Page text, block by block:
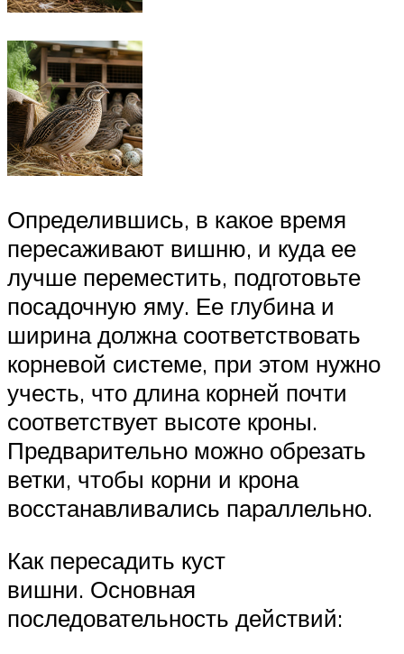
Определившись, в какое время
пересаживают вишню, и куда ее
лучше переместить, подготовьте
посадочную яму. Ее глубина и
ширина должна соответствовать
корневой системе, при этом нужно
учесть, что длина корней почти
соответствует высоте кроны.
Предварительно можно обрезать
ветки, чтобы корни и крона
восстанавливались параллельно.
Как пересадить куст
вишни. Основная
последовательность действий: